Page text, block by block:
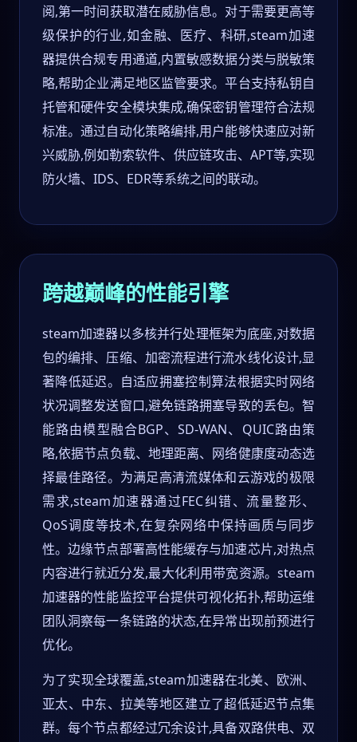
阅,第一时间获取潜在威胁信息。对于需要更高等
级保护的行业,如金融、医疗、科研,steam加速
器提供合规专用通道,内置敏感数据分类与脱敏策
略,帮助企业满足地区监管要求。平台支持私钥自
托管和硬件安全模块集成,确保密钥管理符合法规
标准。通过自动化策略编排,用户能够快速应对新
兴威胁,例如勒索软件、供应链攻击、APT等,实现
防火墙、IDS、EDR等系统之间的联动。
跨越巅峰的性能引擎
steam加速器以多核并行处理框架为底座,对数据
包的编排、压缩、加密流程进行流水线化设计,显
著降低延迟。自适应拥塞控制算法根据实时网络
状况调整发送窗口,避免链路拥塞导致的丢包。智
能路由模型融合BGP、SD-WAN、QUIC路由策
略,依据节点负载、地理距离、网络健康度动态选
择最佳路径。为满足高清流媒体和云游戏的极限
需求,steam加速器通过FEC纠错、流量整形、
QoS调度等技术,在复杂网络中保持画质与同步
性。边缘节点部署高性能缓存与加速芯片,对热点
内容进行就近分发,最大化利用带宽资源。steam
加速器的性能监控平台提供可视化拓扑,帮助运维
团队洞察每一条链路的状态,在异常出现前预进行
优化。
为了实现全球覆盖,steam加速器在北美、欧洲、
亚太、中东、拉美等地区建立了超低延迟节点集
群。每个节点都经过冗余设计,具备双路供电、双